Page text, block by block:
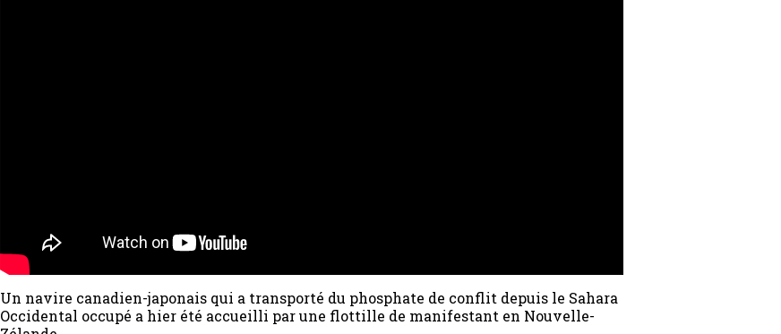
Un navire canadien-japonais qui a transporté du phosphate de conflit depuis le Sahara
Occidental occupé a hier été accueilli par une flottille de manifestant en Nouvelle-